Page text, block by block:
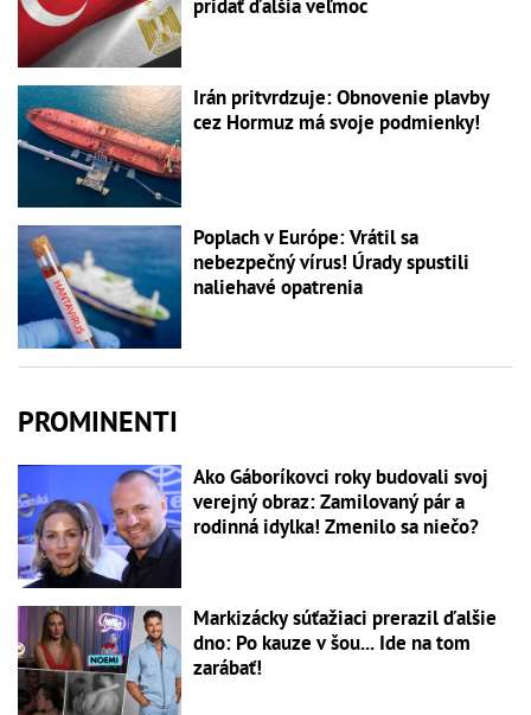
pridať ďalšia veľmoc
Irán pritvrdzuje: Obnovenie plavby
cez Hormuz má svoje podmienky!
Poplach v Európe: Vrátil sa
nebezpečný vírus! Úrady spustili
naliehavé opatrenia
PROMINENTI
Ako Gáboríkovci roky budovali svoj
verejný obraz: Zamilovaný pár a
rodinná idylka! Zmenilo sa niečo?
Markizácky súťažiaci prerazil ďalšie
dno: Po kauze v šou... Ide na tom
zarábať!